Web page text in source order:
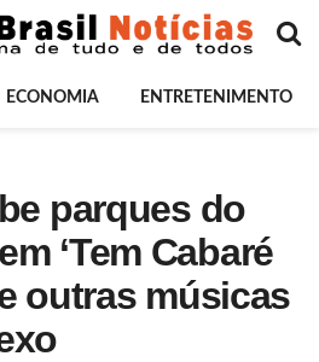
ECONOMIA ENTRETENIMENTO
parques do
‘Tem Cabaré
outras músicas